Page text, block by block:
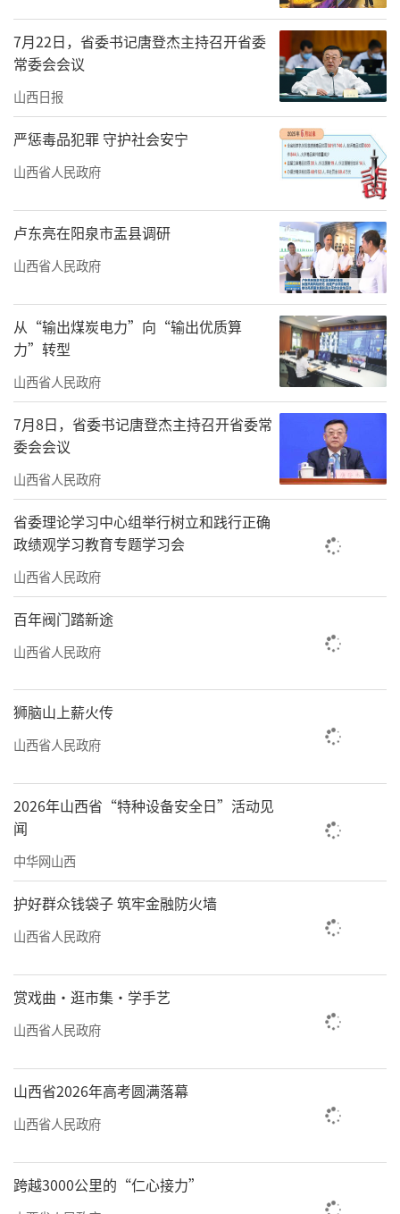
作成效坚定拥护“两个确立”、坚决做到“两
个维护”。
会议指出，今年以来，全省上下深入学习
贯彻习近平总书记对山西工作的重要讲话重要
指示精神，以奋力收官“十四五”、科学谋
划“十五五”为牵引，坚定不移推动高质量发
展、深化全方位转型，全省经济顶压前行、向
新向优发展，保持总体平稳、稳中有进态势，
产业转型势头良好，能源革命纵深推进，新质
生产力稳步发展，内需潜力有效释放，改革开
放持续深化，城乡融合发展步伐加快，美丽山
西建设成效明显，民生福祉不断增进，全年主
要目标任务基本完成，中国式现代化山西实践
各种困难挑战，坚持高质量发展不动摇，推动
转型发展不松劲，各项事业发展取得新进步新
成就。这些成绩的取得，根本在于以习近平同
志为核心的党中央领航掌舵，在于习近平新时
代中国特色社会主义思想科学指引，也是全省
会议指出，我省发展机遇和挑战并存，虽
然当前经济运行面临一些困难和问题，但是经
济回升向好、转型发展提速的基本趋势没有改
变，经济发展拥有诸多有利条件，正在加快转
化为发展优势、竞争优势。只要我们把思想和
行动统一到党中央对形势的科学判断上来，保
持战略定力，增强必胜信心，坚定不移推动高
质量发展、深化全方位转型，就一定能够奋力
开拓各项事业发展新局面。
会议强调，明年是“十五五”规划开局之
年，经济工作的总体要求是：以习近平新时代
7月22日，省委书记唐登杰主持召开省委
常委会会议
山西日报
严惩毒品犯罪 守护社会安宁
山西省人民政府
卢东亮在阳泉市盂县调研
山西省人民政府
从“输出煤炭电力”向“输出优质算
力”转型
山西省人民政府
7月8日，省委书记唐登杰主持召开省委常
委会会议
山西省人民政府
省委理论学习中心组举行树立和践行正确
政绩观学习教育专题学习会
山西省人民政府
百年阀门踏新途
山西省人民政府
狮脑山上薪火传
山西省人民政府
2026年山西省“特种设备安全日”活动见
闻
中华网山西
护好群众钱袋子 筑牢金融防火墙
山西省人民政府
赏戏曲·逛市集·学手艺
山西省人民政府
山西省2026年高考圆满落幕
山西省人民政府
跨越3000公里的“仁心接力”